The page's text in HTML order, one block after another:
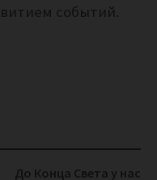
событий.
До Конца Света у нас